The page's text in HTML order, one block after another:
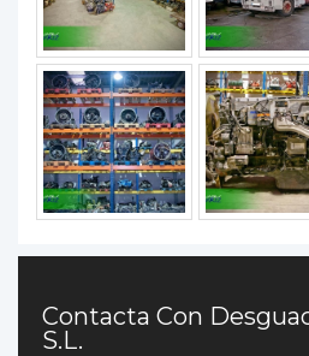
Contacta Con
S.L.